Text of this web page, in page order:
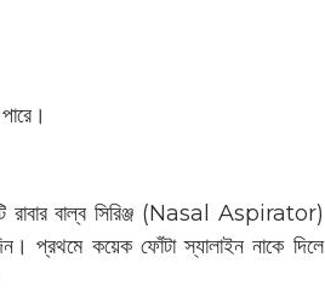
রাবার বাল্ব সিরিঞ্জ (Nasal Aspirator)
প্রথমে কয়েক ফোঁটা স্যালাইন নাকে দিলে